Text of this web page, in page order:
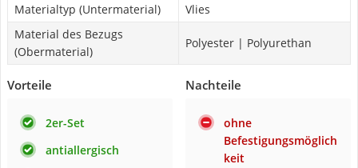
Materialtyp (Untermaterial)
Vlies
Material des Bezugs
(Obermaterial)
Polyester | Polyurethan
Vorteile
2er-Set
antiallergisch
Nachteile
ohne
Befestigungsmöglich
keit